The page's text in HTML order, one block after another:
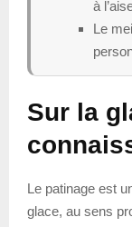
à
Le
Sur la
Le patinage est
glace, au sens